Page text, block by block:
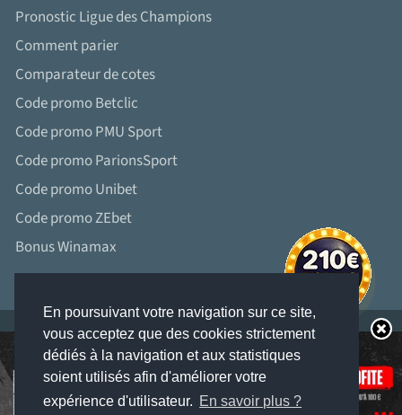
En poursuivant votre navigation sur ce site,
vous acceptez que des cookies strictement
dédiés à la navigation et aux statistiques
soient utilisés afin d'améliorer votre
expérience d'utilisateur. En savoir plus ?
Pronostic Ligue des Champions
Comment parier
Comparateur de cotes
Code promo Betclic
Code promo PMU Sport
Code promo ParionsSport
Code promo Unibet
Code promo ZEbet
Bonus Winamax
LES JEUX D’ARGENT ET DE HASARD PEUVENT ÊTRE DANGEREUX : PERTES
D’ARGENT, CONFLITS FAMILIAUX, ADDICTION...